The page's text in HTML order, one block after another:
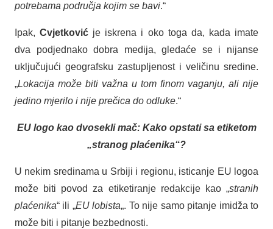
potrebama područja kojim se bavi.“
Ipak,Cvjetković je iskrena i oko toga da, kada imate
dva podjednako dobra medija, gledaće se i nijanse
uključujući geografsku zastupljenost i veličinu sredine.
„Lokacija može biti važna u tom finom vaganju, ali nije
jedino mjerilo i nije prečica do odluke.“
EU logo kao dvosekli mač: Kako opstati sa etiketom
„stranog plaćenika“?
U nekim sredinama u Srbiji i regionu, isticanje EU logoa
može biti povod za etiketiranje redakcije kao „stranih
plaćenika“ ili „EU lobista„. To nije samo pitanje imidža to
može biti i pitanje bezbednosti.